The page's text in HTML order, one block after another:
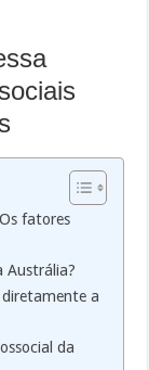
fatores
Austrália?
diretamente a
da